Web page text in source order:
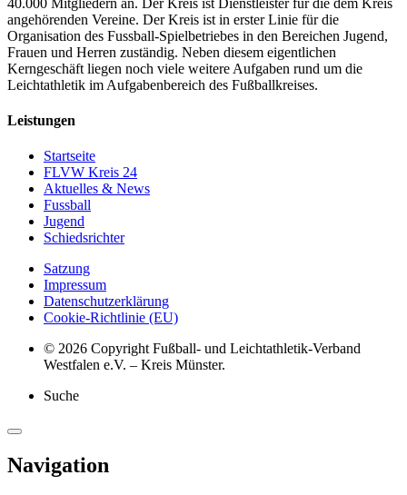
angehörenden Vereine. Der Kreis ist in erster Linie für die
Organisation des Fussball-Spielbetriebes in den Bereichen Jugend,
Frauen und Herren zuständig. Neben diesem eigentlichen
Kerngeschäft liegen noch viele weitere Aufgaben rund um die
Leichtathletik im Aufgabenbereich des Fußballkreises.
Leistungen
Startseite
FLVW Kreis 24
Aktuelles & News
Fussball
Jugend
Schiedsrichter
Satzung
Impressum
Datenschutzerklärung
Cookie-Richtlinie (EU)
© 2026 Copyright Fußball- und Leichtathletik-Verband
Westfalen e.V. – Kreis Münster.
Suche
Navigation